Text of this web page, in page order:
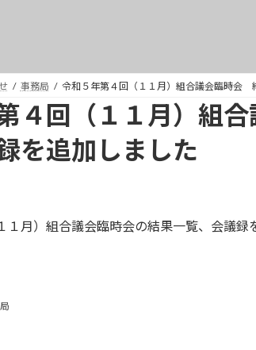
事務局 令和５年第４回（１１月）組合議会臨時会
４回（１１月）組
を追加しました
１月）組合議会臨時会の結果一覧、会議録